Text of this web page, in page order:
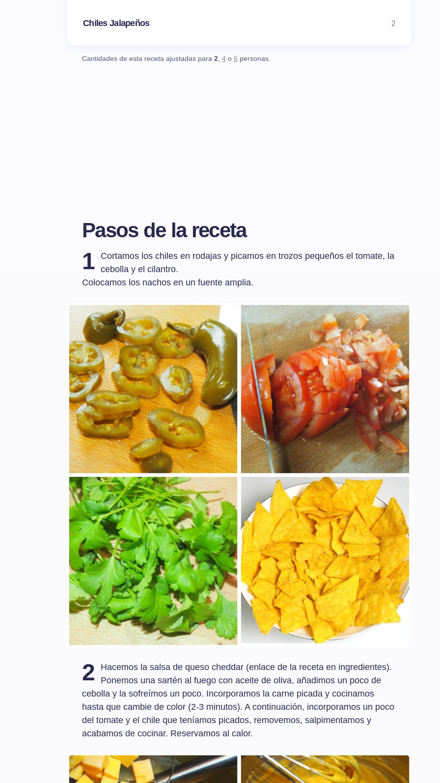
Chiles Jalapeños 2
Cantidades de esta receta ajustadas para 2, 4 o 6 personas.
Pasos de la receta
1
Cortamos los chiles en rodajas y picamos en trozos pequeños el tomate, la
cebolla y el cilantro.
Colocamos los nachos en un fuente amplia.
2
Hacemos la salsa de queso cheddar (enlace de la receta en ingredientes).
Ponemos una sartén al fuego con aceite de oliva, añadimos un poco de
cebolla y la sofreímos un poco. Incorporamos la carne picada y cocinamos
hasta que cambie de color (2-3 minutos). A continuación, incorporamos un poco
del tomate y el chile que teníamos picados, removemos, salpimentamos y
acabamos de cocinar. Reservamos al calor.